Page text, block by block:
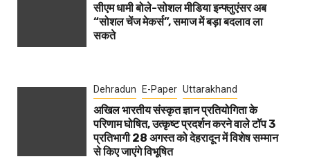
सीएम धामी बोले-सोशल मीडिया इन्फ्लुएंसर अब
“सोशल चेंज मेकर्स”, समाज में बड़ा बदलाव ला
सकते
Dehradun E-Paper Uttarakhand
अखिल भारतीय संस्कृत ज्ञान प्रतियोगिता के
परिणाम घोषित, उत्कृष्ट प्रदर्शन करने वाले टॉप 3
प्रतिभागी 28 अगस्त को देहरादून में विशेष सम्मान
से किए जाएंगे विभूषित